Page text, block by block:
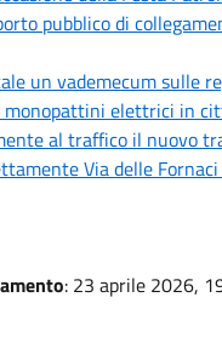
pubblico di
un vademecum sulle
monopattini elettrici in
al traffico il nuovo
Via delle
: 23 aprile 2026,